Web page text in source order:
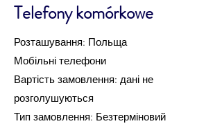
Telefony komórkowe
Розташування: Польща
Мобільні телефони
Вартість замовлення: дані не
розголушуються
Тип замовлення: Безтерміновий